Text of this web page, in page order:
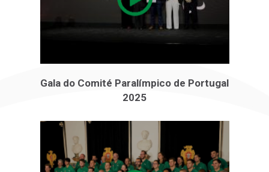
Gala do Comité Paralímpico de Portugal
2025